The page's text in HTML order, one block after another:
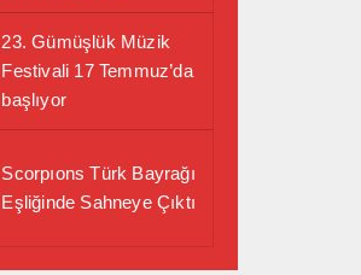
23. Gümüşlük Müzik
Festivali 17 Temmuz’da
başlıyor
Scorpıons Türk Bayrağı
Eşliğinde Sahneye Çıktı